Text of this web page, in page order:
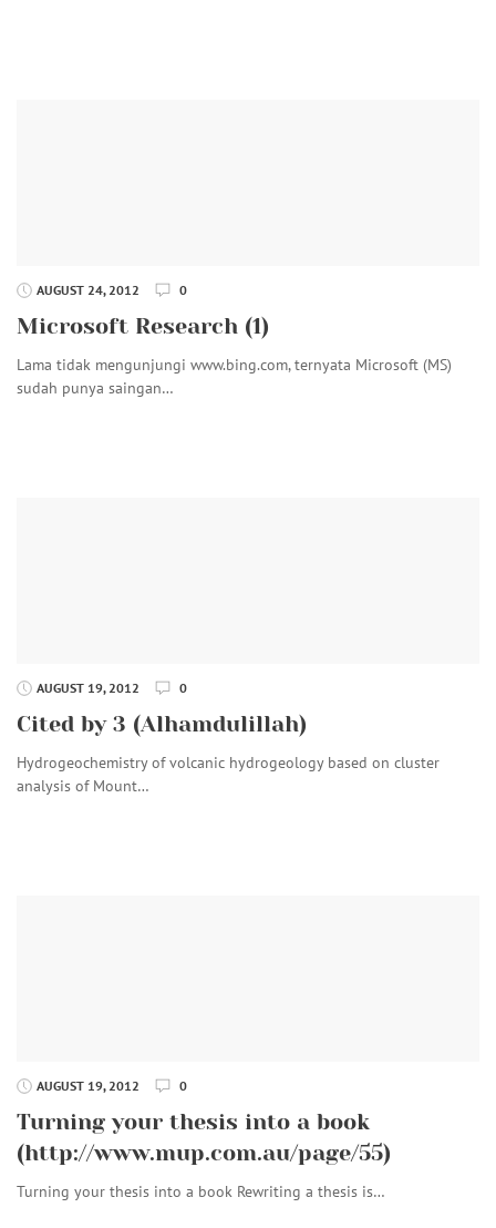
AUGUST 24, 2012 0
Microsoft Research (1)
Lama tidak mengunjungi www.bing.com, ternyata Microsoft (MS)
sudah punya saingan…
AUGUST 19, 2012 0
Cited by 3 (Alhamdulillah)
Hydrogeochemistry of volcanic hydrogeology based on cluster
analysis of Mount…
AUGUST 19, 2012 0
Turning your thesis into a book
(http://www.mup.com.au/page/55)
Turning your thesis into a book Rewriting a thesis is…